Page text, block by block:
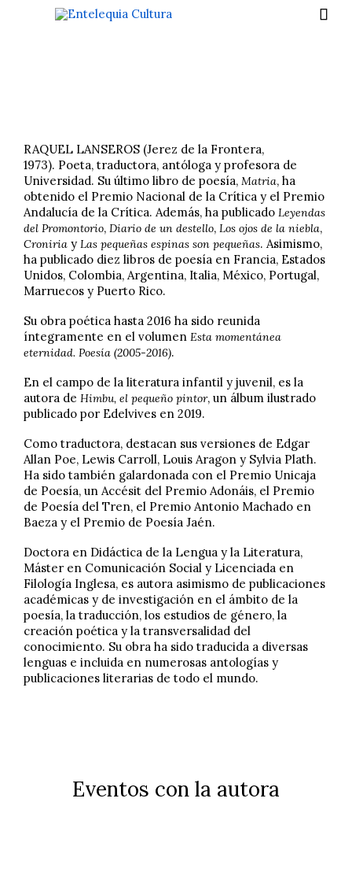

RAQUEL LANSEROS (Jerez de la Frontera,
1973). Poeta, traductora, antóloga y profesora de
Universidad. Su último libro de poesía, Matria, ha
obtenido el Premio Nacional de la Crítica y el Premio
Andalucía de la Crítica. Además, ha publicado Leyendas
del Promontorio, Diario de un destello, Los ojos de la niebla,
Croniria y Las pequeñas espinas son pequeñas. Asimismo,
ha publicado diez libros de poesía en Francia, Estados
Unidos, Colombia, Argentina, Italia, México, Portugal,
Marruecos y Puerto Rico.
Su obra poética hasta 2016 ha sido reunida
íntegramente en el volumen Esta momentánea
eternidad. Poesía (2005-2016).
En el campo de la literatura infantil y juvenil, es la
autora de Himbu, el pequeño pintor, un álbum ilustrado
publicado por Edelvives en 2019.
Como traductora, destacan sus versiones de Edgar
Allan Poe, Lewis Carroll, Louis Aragon y Sylvia Plath.
Ha sido también galardonada con el Premio Unicaja
de Poesía, un Accésit del Premio Adonáis, el Premio
de Poesía del Tren, el Premio Antonio Machado en
Baeza y el Premio de Poesía Jaén.
Doctora en Didáctica de la Lengua y la Literatura,
Máster en Comunicación Social y Licenciada en
Filología Inglesa, es autora asimismo de publicaciones
académicas y de investigación en el ámbito de la
poesía, la traducción, los estudios de género, la
creación poética y la transversalidad del
conocimiento. Su obra ha sido traducida a diversas
lenguas e incluida en numerosas antologías y
publicaciones literarias de todo el mundo.
Eventos con la autora